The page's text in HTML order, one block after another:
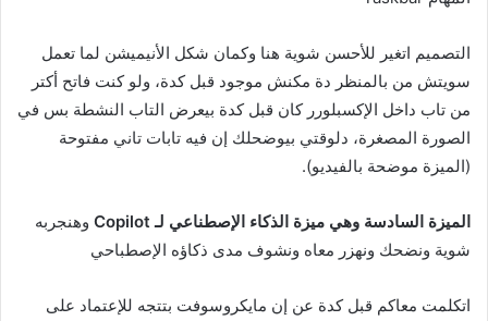
التصميم اتغير للأحسن شوية هنا وكمان شكل الأنيميشن لما تعمل
سويتش من بالمنظر دة مكنش موجود قبل كدة، ولو كنت فاتح أكتر
من تاب داخل الإكسبلورر كان قبل كدة بيعرض التاب النشطة بس في
الصورة المصغرة، دلوقتي بيوضحلك إن فيه تابات تاني مفتوحة
(الميزة موضحة بالفيديو).
الميزة السادسة وهي ميزة الذكاء الإصطناعي لـ Copilot
وهنجربه
شوية ونضحك ونهزر معاه ونشوف مدى ذكاؤه الإصطباحي
اتكلمت معاكم قبل كدة عن إن مايكروسوفت بتتجه للإعتماد على